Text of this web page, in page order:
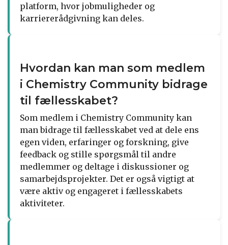
platform, hvor jobmuligheder og
karriererådgivning kan deles.
Hvordan kan man som medlem
i Chemistry Community bidrage
til fællesskabet?
Som medlem i Chemistry Community kan
man bidrage til fællesskabet ved at dele ens
egen viden, erfaringer og forskning, give
feedback og stille spørgsmål til andre
medlemmer og deltage i diskussioner og
samarbejdsprojekter. Det er også vigtigt at
være aktiv og engageret i fællesskabets
aktiviteter.